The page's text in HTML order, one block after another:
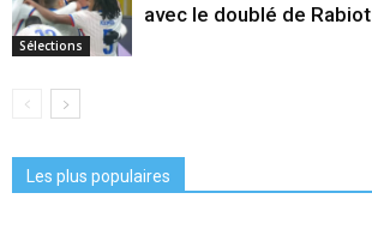
Sélections
avec le doublé de Rabiot
Les plus populaires